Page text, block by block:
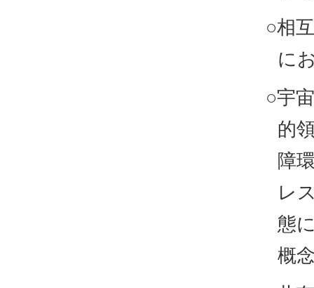
○相
に
○宇
的
障
レ
態
概